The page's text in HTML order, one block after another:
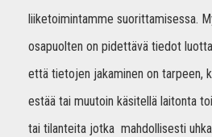
liiketoimintamme suorittamisessa.
osapuolten on pidettävä tiedot
että tietojen jakaminen on tarpeen,
estää tai muutoin käsitellä laitonta
tai tilanteita jotka mahdollisesti